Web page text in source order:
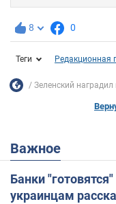
8 0
Теги Редакционная
Зеленский
Важное
Банки
украинцам